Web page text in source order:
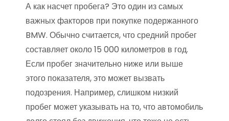
А как насчет пробега? Это один из самых
важных факторов при покупке подержанного
BMW. Обычно считается, что средний пробег
составляет около 15 000 километров в год.
Если пробег значительно ниже или выше
этого показателя, это может вызвать
подозрения. Например, слишком низкий
пробег может указывать на то, что автомобиль